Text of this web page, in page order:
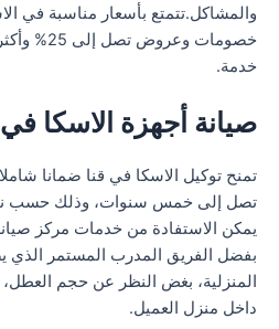
والمشاكل.تتمتع بأسعار مناسبة في
خصومات
خدمة.
صيانة أجهزة الاسكا في
تصل إلى خمس سنوات، وذلك حسب نوع
يمكن الاستفادة من خدمات مركز
بفضل الفريق المدرب المستمر الذي
المنزلية، بغض النظر عن حجم
داخل منزل العميل.